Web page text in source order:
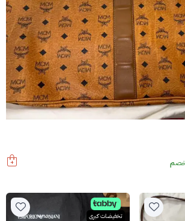
تخفيضات كبرى